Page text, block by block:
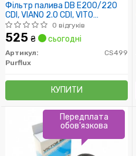
Фільтр палива DB E200/220
CDI, VIANO 2.0 CDI, VITO
109/111CDI 09/03-; CHRYSLER
300C 3.0 CRD 05-
0 відгуків
525 ₴ сьогодні
Артикул:
CS499
Purflux
КУПИТИ
Передплата
обов'язкова